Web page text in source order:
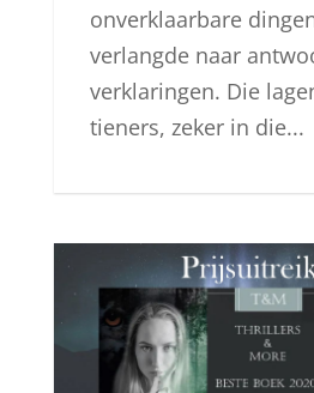
onverklaarbare
verlangde naar
verklaringen. Die
tieners, zeker in die...